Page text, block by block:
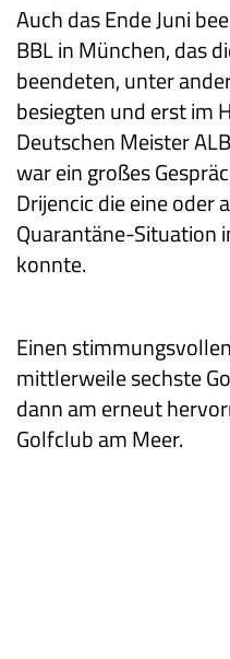
Auch das Ende Juni
BBL in München, das
beendeten, unter
besiegten und erst im
Deutschen Meister
war ein großes
Drijencic die eine oder
Quarantäne-Situation
konnte.
Einen
mittlerweile sechste
dann am erneut
Golfclub am Meer.